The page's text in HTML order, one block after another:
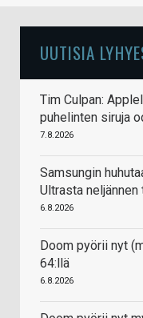
UUTISIA
Tim Culpan:
puhelinten siruja
7.8.2026
Samsungin
Ultrasta
6.8.2026
Doom pyörii nyt
64:llä
6.8.2026